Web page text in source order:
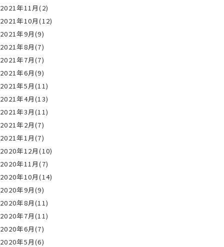
2021年11月(2)
2021年10月(12)
2021年9月(9)
2021年8月(7)
2021年7月(7)
2021年6月(9)
2021年5月(11)
2021年4月(13)
2021年3月(11)
2021年2月(7)
2021年1月(7)
2020年12月(10)
2020年11月(7)
2020年10月(14)
2020年9月(9)
2020年8月(11)
2020年7月(11)
2020年6月(7)
2020年5月(6)